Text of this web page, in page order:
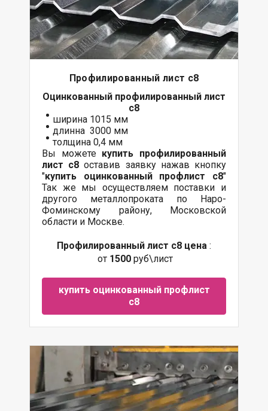
Профилированный лист с8
Оцинкованный профилированный лист
с8
ширина 1015 мм
длинна 3000 мм
толщина 0,4 мм
Вы можете купить профилированный
лист с8 оставив заявку нажав кнопку
"купить оцинкованный профлист с8"
Так же мы осуществляем поставки и
другого металлопроката по Наро-
Фоминскому району, Московской
области и Москве.
Профилированный лист с8 цена :
от 1500 руб\лист
купить оцинкованный профлист
с8